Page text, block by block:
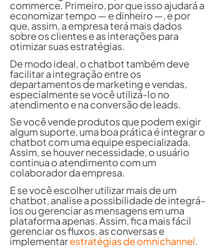
commerce. Primeiro, por que isso ajudará a
economizar tempo — e dinheiro —, e por
que, assim, a empresa terá mais dados
sobre os clientes e as interações para
otimizar suas estratégias.
De modo ideal, o chatbot também deve
facilitar a integração entre os
departamentos de marketing e vendas,
especialmente se você utilizá-lo no
atendimento e na conversão de leads.
Se você vende produtos que podem exigir
algum suporte, uma boa prática é integrar o
chatbot com uma equipe especializada.
Assim, se houver necessidade, o usuário
continua o atendimento com um
colaborador da empresa.
E se você escolher utilizar mais de um
chatbot, analise a possibilidade de integrá-
los ou gerenciar as mensagens em uma
plataforma apenas. Assim, fica mais fácil
gerenciar os fluxos, as conversas e
implementarestratégias de omnichannel.